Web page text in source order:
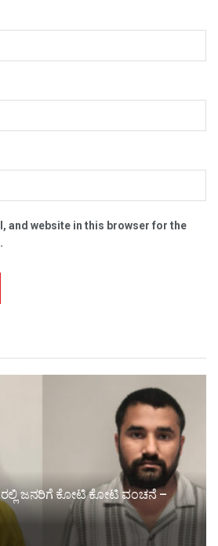
and website in this browser for the
ಜನರಿಗೆ ಕೋಟಿ ಕೋಟಿ ವಂಚನೆ –